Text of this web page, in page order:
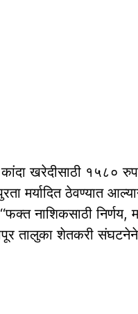
खरेदीसाठी १५८०
मर्यादित ठेवण्यात
नाशिकसाठी निर्णय,
तालुका शेतकरी